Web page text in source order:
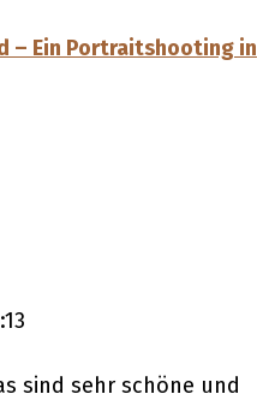
– Ein Portraitshooting in
sind sehr schöne und